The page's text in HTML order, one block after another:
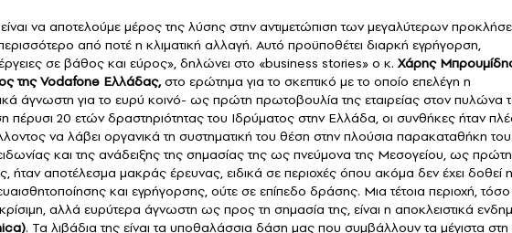
να αποτελούμε μέρος της λύσης στην αντιμετώπιση των μεγαλύτερων
από ποτέ η κλιματική αλλαγή. Αυτό προϋποθέτει διαρκή εγρήγορση,
σε βάθος και εύρος», δηλώνει στο «business stories» o κ. Χάρης
τηςVodafone Ελλάδας,στο ερώτημα για το σκεπτικό με το οποίο επελέγη η
άγνωστη για το ευρύ κοινό- ως πρώτη πρωτοβουλία της εταιρείας στον πυλώνα
20 ετών δραστηριότητας του Ιδρύματος στην Ελλάδα, οι συνθήκες ήταν
να λάβει οργανικά τη συστηματική του θέση στην πλούσια παρακαταθήκη του.
και της ανάδειξης της σημασίας της ως πνεύμονα της Μεσογείου, ως
ήταν αποτέλεσμα μακράς έρευνας, ειδικά σε περιοχές όπου ακόμα δεν έχει δοθεί η
και εγρήγορσης, ούτε σε επίπεδο δράσης. Μια τέτοια περιοχή, τόσο
αλλά ευρύτερα άγνωστη ως προς τη σημασία της, είναι η αποκλειστικά
. Τα λιβάδια της είναι τα υποθαλάσσια δάση μας που συμβάλλουν τα μέγιστα στη